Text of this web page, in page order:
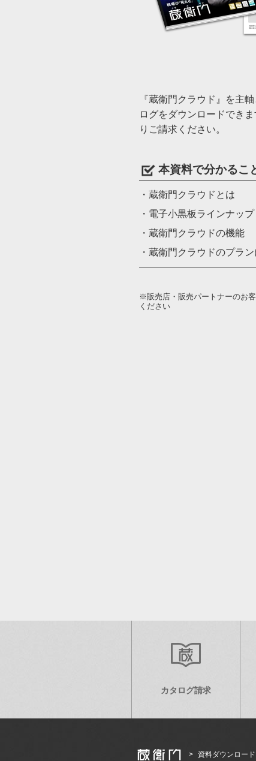
『蔵衛門クラウド』を主
ログをダウンロードでき
りご請求ください。
本資料で分かるこ
・蔵衛門クラウドとは
・電子小黒板ラインナップ
・蔵衛門クラウドの機能
・蔵衛門クラウドのプラ
※販売店・販売パートナーのお
ください
カタログ請求
資料ダウンロード